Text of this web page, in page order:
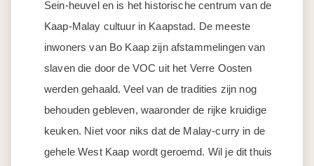
Sein-heuvel en is het historische centrum van de
Kaap-Malay cultuur in Kaapstad. De meeste
inwoners van Bo Kaap zijn afstammelingen van
slaven die door de VOC uit het Verre Oosten
werden gehaald. Veel van de tradities zijn nog
behouden gebleven, waaronder de rijke kruidige
keuken. Niet voor niks dat de Malay-curry in de
gehele West Kaap wordt geroemd. Wil je dit thuis